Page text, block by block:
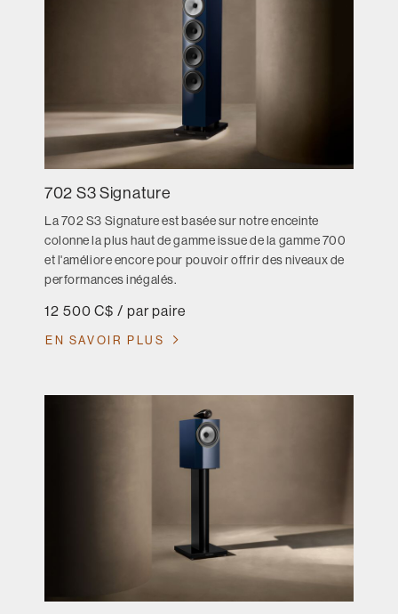
702 S3 Signature
La 702 S3 Signature est basée sur notre enceinte
colonne la plus haut de gamme issue de la gamme 700
et l'améliore encore pour pouvoir offrir des niveaux de
performances inégalés.
12 500 C$ / par paire
EN SAVOIR PLUS